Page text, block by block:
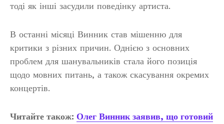
тоді як інші засудили поведінку артиста.
В останні місяці Винник став мішенню для
критики з різних причин. Однією з основних
проблем для шанувальників стала його позиція
щодо мовних питань, а також скасування окремих
концертів.
Читайте також: Олег Винник заявив, що готовий